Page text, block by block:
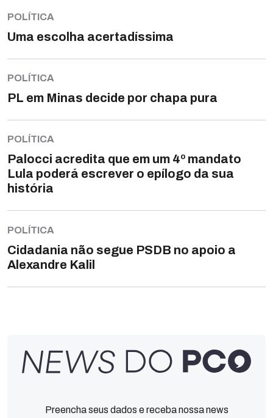
POLÍTICA
Uma escolha acertadíssima
POLÍTICA
PL em Minas decide por chapa pura
POLÍTICA
Palocci acredita que em um 4º mandato
Lula poderá escrever o epílogo da sua
história
POLÍTICA
Cidadania não segue PSDB no apoio a
Alexandre Kalil
Preencha seus dados e receba nossa news